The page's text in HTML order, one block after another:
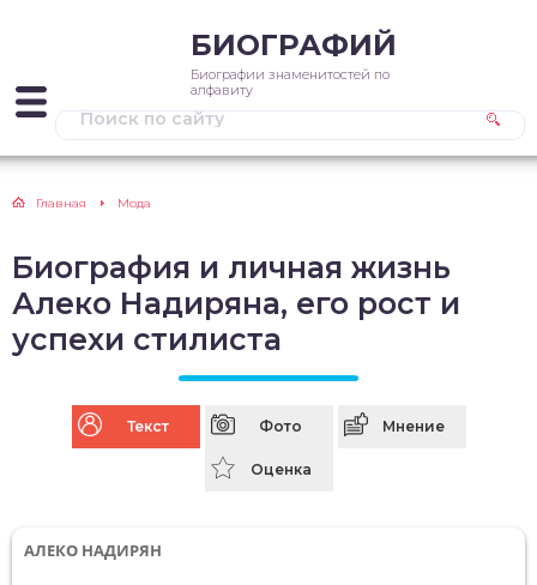
БИОГРАФИЙ
Биографии знаменитостей по
алфавиту
Главная Мода
Биография и личная жизнь
Алеко Надиряна, его рост и
успехи стилиста
Текст Фото Мнение
Оценка
АЛЕКО НАДИРЯН